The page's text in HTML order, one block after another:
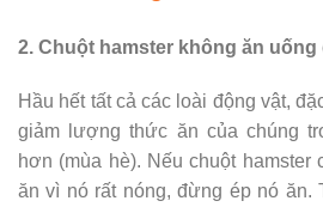
2. Chuột hamster không ăn uống
Hầu hết tất cả các loài động vật,
giảm lượng thức ăn của chúng
hơn (mùa hè). Nếu chuột hamster
ăn vì nó rất nóng, đừng ép nó ăn.